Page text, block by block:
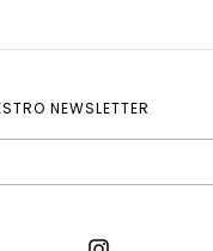
NEWSLETTER